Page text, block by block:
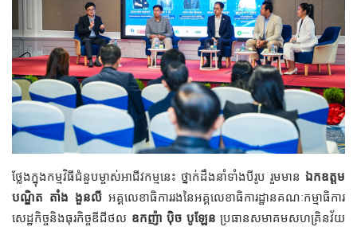
ថ្លែងក្នុងកម្មវិធីជំនួបម្ចាស់អាជីវកម្មនេះ ថ្នាក់ដឹងនាំទាំងបីរូប រួមមាន ឯកឧត្ដម
បណ្ឌិត តាំង ងួនលី អគ្គលេខាធិការរងនៃអគ្គលេខាធិការដ្ឋានគណៈកម្មាធិការ
សេដ្ឋកិច្ចនិងធុរកិច្ចឌីជីថល ឧកញ៉ា ប៉ិច បូឡែន ប្រធានសមាគមសហគ្រិនវ័យ